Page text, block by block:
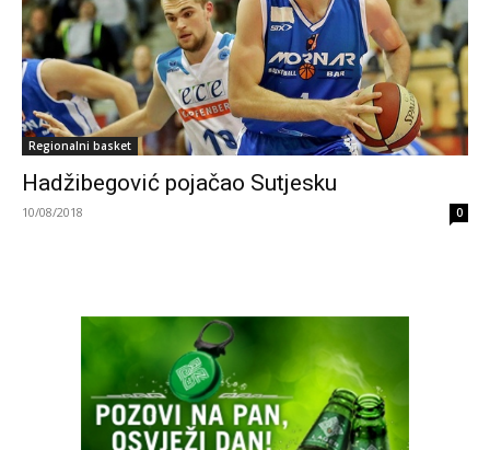
Regionalni basket
Hadžibegović pojačao Sutjesku
10/08/2018 0